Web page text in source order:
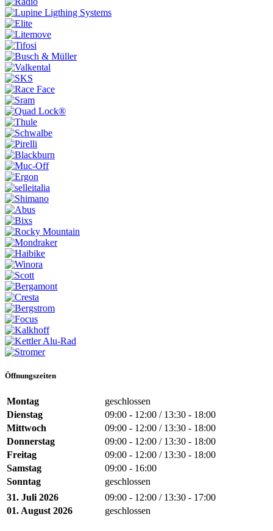
Öffnungszeiten
Montag
geschlossen
Dienstag
09:00 - 12:00 / 13:30 - 18:00
Mittwoch
09:00 - 12:00 / 13:30 - 18:00
Donnerstag
09:00 - 12:00 / 13:30 - 18:00
Freitag
09:00 - 12:00 / 13:30 - 18:00
Samstag
09:00 - 16:00
Sonntag
geschlossen
31. Juli 2026
09:00 - 12:00 / 13:30 - 17:00
01. August 2026
geschlossen